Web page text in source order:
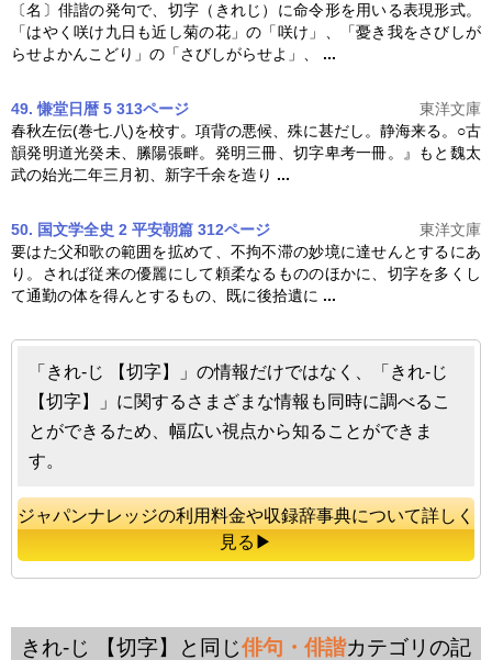
〔名〕俳諧の発句で、 切字 （きれじ）に命令形を用いる表現形式。
「はやく咲け九日も近し菊の花」の「咲け」、「憂き我をさびしが
らせよかんこどり」の「さびしがらせよ」、 ...
49. 慊堂日暦 5 313ページ
東洋文庫
春秋左伝(巻七.八)を校す。項背の悪候、殊に甚だし。静海来る。○古
韻発明道光癸未、縢陽張畔。発明三冊、 切字卑考一冊。』もと魏太
武の始光二年三月初、新字千余を造り ...
50. 国文学全史 2 平安朝篇 312ページ
東洋文庫
要はた父和歌の範囲を拡めて、不拘不滞の妙境に達せんとするにあ
り。されば従来の優麗にして頼柔なるもののほかに、 切字を多くし
て通勤の体を得んとするもの、既に後拾遺に ...
「きれ‐じ 【切字】」の情報だけではなく、「きれ‐じ
【切字】」に関するさまざまな情報も同時に調べるこ
とができるため、幅広い視点から知ることができま
す。
ジャパンナレッジの利用料金や収録辞事典について詳しく
見る▶
きれ‐じ 【切字】と同じ俳句・俳諧カテゴリの記